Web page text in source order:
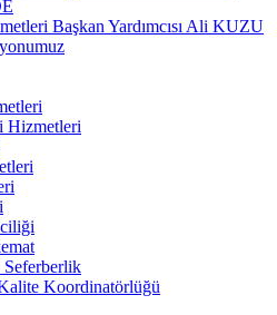
Başkan Yardımcısı Ali KUZU
Hizmetleri
Seferberlik
Koordinatörlüğü